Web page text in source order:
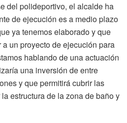
del polideportivo, el alcalde ha
de ejecución es a medio plazo
ya tenemos elaborado y que
un proyecto de ejecución para
hablando de una actuación
una inversión de entre
y que permitirá cubrir las
estructura de la zona de baño y